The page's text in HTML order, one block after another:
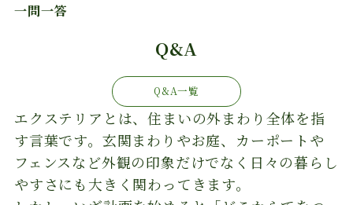
一問一答
Q&A
Q&A一覧
エクステリアとは、住まいの外まわり全体を指
す言葉です。玄関まわりやお庭、カーポートや
フェンスなど外観の印象だけでなく日々の暮らし
やすさにも大きく関わってきます。